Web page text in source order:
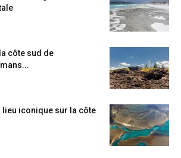
côte sud de
lieu iconique sur la côte